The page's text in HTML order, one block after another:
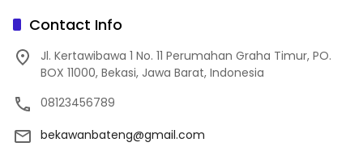
Contact Info
Jl. Kertawibawa 1 No. 11 Perumahan Graha Timur, PO.
BOX 11000, Bekasi, Jawa Barat, Indonesia
08123456789
bekawanbateng@gmail.com